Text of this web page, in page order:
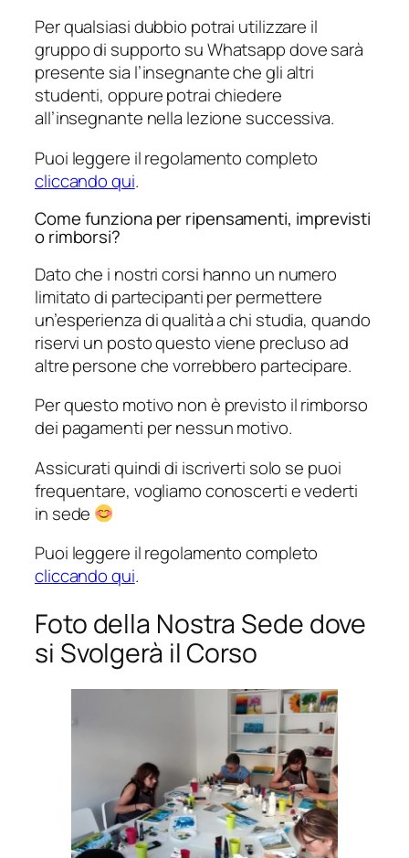
Per qualsiasi dubbio potrai utilizzare il
gruppo di supporto su Whatsapp dove sarà
presente sia l’insegnante che gli altri
studenti, oppure potrai chiedere
all’insegnante nella lezione successiva.
Puoi leggere il regolamento completo
cliccando qui.
Come funziona per ripensamenti, imprevisti
o rimborsi?
Dato che i nostri corsi hanno un numero
limitato di partecipanti per permettere
un’esperienza di qualità a chi studia, quando
riservi un posto questo viene precluso ad
altre persone che vorrebbero partecipare.
Per questo motivo non è previsto il rimborso
dei pagamenti per nessun motivo.
Assicurati quindi di iscriverti solo se puoi
frequentare, vogliamo conoscerti e vederti
in sede
Puoi leggere il regolamento completo
cliccando qui.
Foto della Nostra Sede dove
si Svolgerà il Corso